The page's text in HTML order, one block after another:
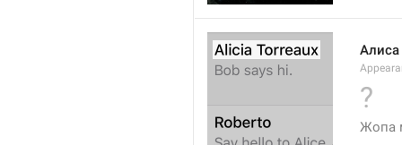
Алиса
?
Жопа